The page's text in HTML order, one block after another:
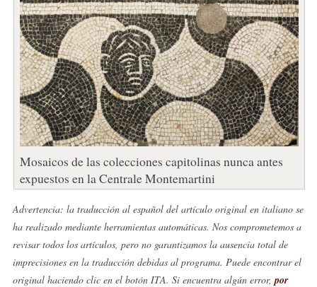
Mosaicos de las colecciones capitolinas nunca antes
expuestos en la Centrale Montemartini
Advertencia: la traducción al español del artículo original en italiano se
ha realizado mediante herramientas automáticas. Nos comprometemos a
revisar todos los artículos, pero no garantizamos la ausencia total de
imprecisiones en la traducción debidas al programa. Puede encontrar el
original haciendo clic en el botón ITA. Si encuentra algún error, por